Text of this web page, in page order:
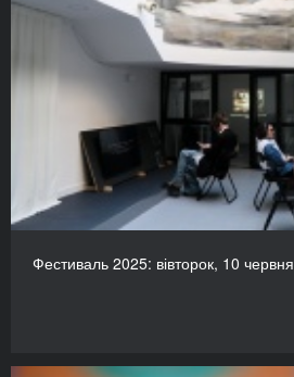
Фестиваль 2025: вівторок, 10 червня